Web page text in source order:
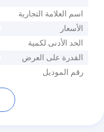
اسم العلامة التجارية
الأسعار
الحد الأدنى لكمية
القدرة على العرض
رقم الموديل